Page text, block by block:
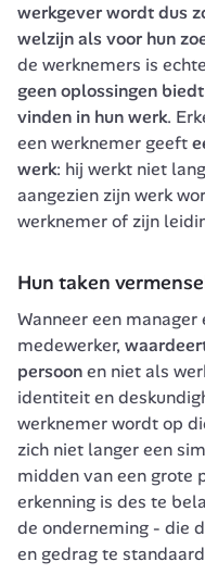
werkgever wordt dus
welzijn als voor hun
de werknemers is
geen oplossingen
vinden in hun werk.
een werknemer geeft
werk: hij werkt niet
aangezien zijn werk
werknemer of zijn
Hun taken
Wanneer een
medewerker,
persoon en niet als
identiteit en
werknemer wordt op
zich niet langer een
midden van een grote
erkenning is des te
de onderneming - die
en gedrag te